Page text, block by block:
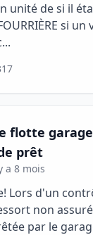
unité de si il
si
flotte
prêt
a 8 mois
Lors d'un
non
par le